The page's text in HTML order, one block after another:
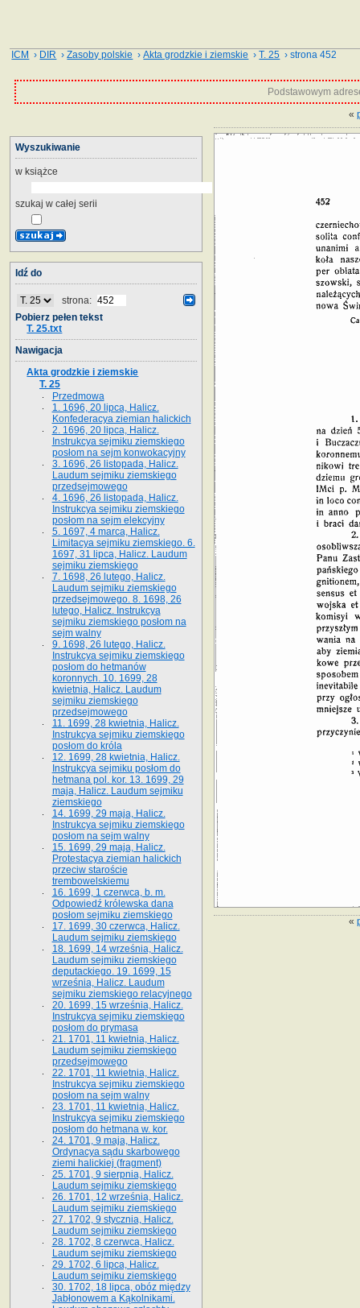
ICM › DIR ›Zasoby polskie ›Akta grodzkie i ziemskie ›T. 25 › strona 452
Podstawowym
«
«
Wyszukiwanie
w książce
szukaj w całej serii
Idź do
strona:
Pobierz pełen tekst
T. 25.txt
Nawigacja
Akta grodzkie i ziemskie
T. 25
Przedmowa
1. 1696, 20 lipca, Halicz.
Konfederacya ziemian halickich
2. 1696, 20 lipca, Halicz.
Instrukcya sejmiku ziemskiego
posłom na sejm konwokacyjny
3. 1696, 26 listopada, Halicz.
Laudum sejmiku ziemskiego
przedsejmowego
4. 1696, 26 listopada, Halicz.
Instrukcya sejmiku ziemskiego
posłom na sejm elekcyjny
5. 1697, 4 marca, Halicz.
Limitacya sejmiku ziemskiego. 6.
1697, 31 lipca, Halicz. Laudum
sejmiku ziemskiego
7. 1698, 26 lutego, Halicz.
Laudum sejmiku ziemskiego
przedsejmowego. 8. 1698, 26
lutego, Halicz. Instrukcya
sejmiku ziemskiego posłom na
sejm walny
9. 1698, 26 lutego, Halicz.
Instrukcya sejmiku ziemskiego
posłom do hetmanów
koronnych. 10. 1699, 28
kwietnia, Halicz. Laudum
sejmiku ziemskiego
przedsejmowego
11. 1699, 28 kwietnia, Halicz.
Instrukcya sejmiku ziemskiego
posłom do króla
12. 1699, 28 kwietnia, Halicz.
Instrukcya sejmiku posłom do
hetmana pol. kor. 13. 1699, 29
maja, Halicz. Laudum sejmiku
ziemskiego
14. 1699, 29 maja, Halicz.
Instrukcya sejmiku ziemskiego
posłom na sejm walny
15. 1699, 29 maja, Halicz.
Protestacya ziemian halickich
przeciw staroście
trembowelskiemu
16. 1699, 1 czerwca, b. m.
Odpowiedź królewska dana
posłom sejmiku ziemskiego
17. 1699, 30 czerwca, Halicz.
Laudum sejmiku ziemskiego
18. 1699, 14 września, Halicz.
Laudum sejmiku ziemskiego
deputackiego. 19. 1699, 15
września, Halicz. Laudum
sejmiku ziemskiego relacyjnego
20. 1699, 15 września, Halicz.
Instrukcya sejmiku ziemskiego
posłom do prymasa
21. 1701, 11 kwietnia, Halicz.
Laudum sejmiku ziemskiego
przedsejmowego
22. 1701, 11 kwietnia, Halicz.
Instrukcya sejmiku ziemskiego
posłom na sejm walny
23. 1701, 11 kwietnia, Halicz.
Instrukcya sejmiku ziemskiego
posłom do hetmana w. kor.
24. 1701, 9 maja, Halicz.
Ordynacya sądu skarbowego
ziemi halickiej (fragment)
25. 1701, 9 sierpnia, Halicz.
Laudum sejmiku ziemskiego
26. 1701, 12 września, Halicz.
Laudum sejmiku ziemskiego
27. 1702, 9 stycznia, Halicz.
Laudum sejmiku ziemskiego
28. 1702, 8 czerwca, Halicz.
Laudum sejmiku ziemskiego
29. 1702, 6 lipca, Halicz.
Laudum sejmiku ziemskiego
30. 1702, 18 lipca, obóz między
Jabłonowem a Kąkolnikami.